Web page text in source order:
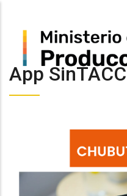
content
App SinTACC